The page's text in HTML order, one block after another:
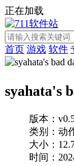
正在加载
首页 游戏 软件
syahata's
版本：
类别：动
大小：
时间：